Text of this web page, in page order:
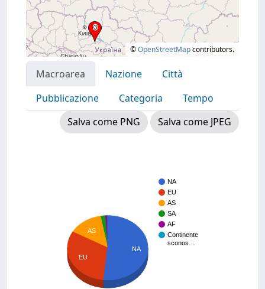
©OpenStreetMapcontributors.
Macroarea Nazione
Città
Pubblicazione
Categoria
Tempo
Salva come PNG
Salva come JPEG
NA
EU
AS
SA
AF
Continente
sconos…
AS
EU
NA